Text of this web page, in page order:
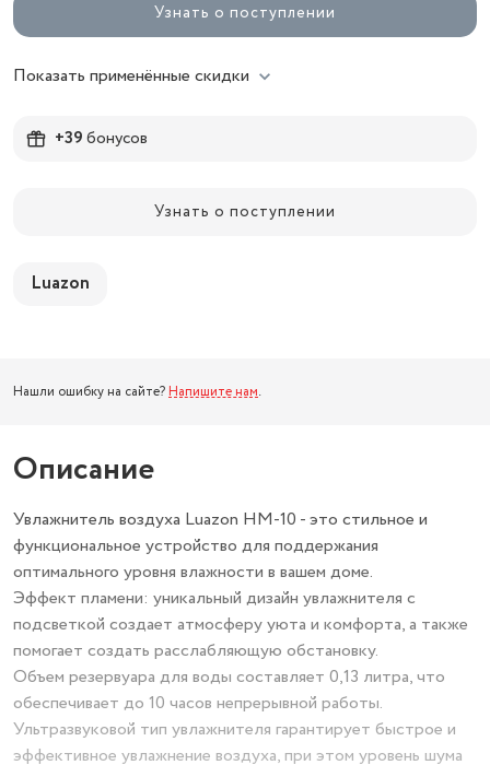
Узнать о поступлении
Показать применённые скидки
+39бонусов
Узнать о поступлении
Luazon
Нашли ошибку на сайте? Напишите нам.
Описание
Увлажнитель воздуха Luazon HM-10 - это стильное и
функциональное устройство для поддержания
оптимального уровня влажности в вашем доме.
Эффект пламени: уникальный дизайн увлажнителя с
подсветкой создает атмосферу уюта и комфорта, а также
помогает создать расслабляющую обстановку.
Объем резервуара для воды составляет 0,13 литра, что
обеспечивает до 10 часов непрерывной работы.
Ультразвуковой тип увлажнителя гарантирует быстрое и
эффективное увлажнение воздуха, при этом уровень шума